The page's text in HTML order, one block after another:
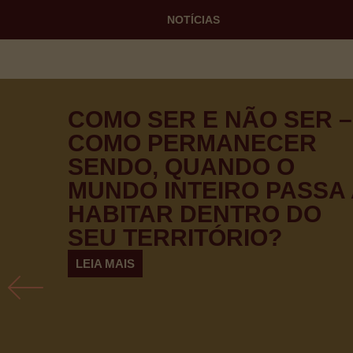
NOTÍCIAS
COMO SER E NÃO SER –
COMO PERMANECER
SENDO, QUANDO O
MUNDO INTEIRO PASSA
HABITAR DENTRO DO
SEU TERRITÓRIO?
LEIA MAIS